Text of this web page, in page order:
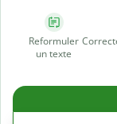
Reformuler
un texte